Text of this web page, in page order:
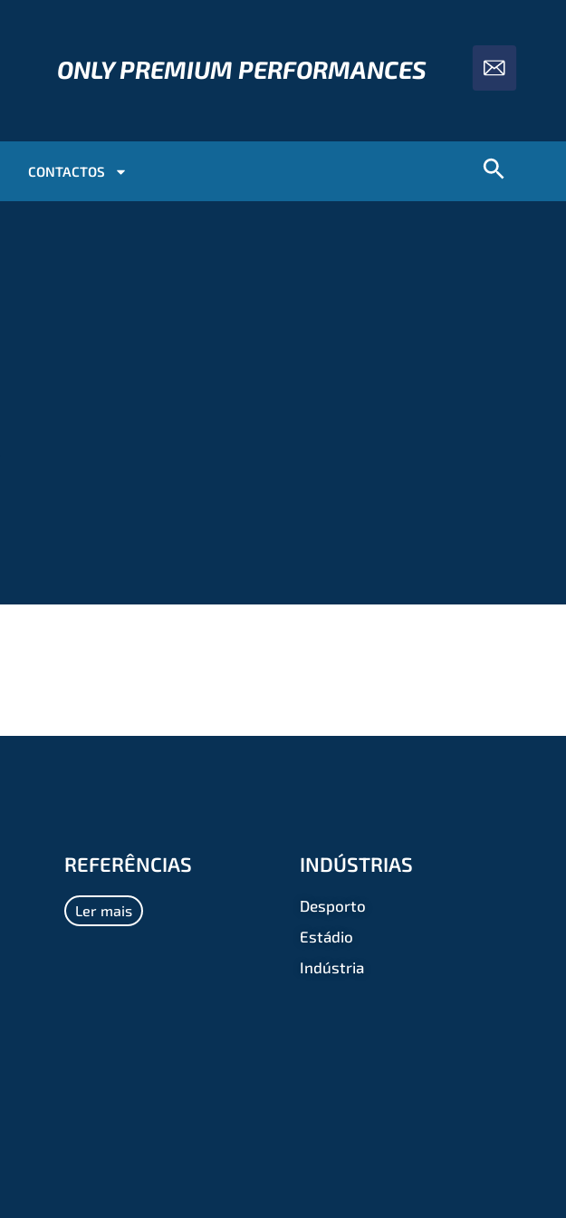
ONLY PREMIUM PERFORMANCES
CONTACTOS
REFERÊNCIAS
Ler mais
INDÚSTRIAS
Desporto
Estádio
Indústria